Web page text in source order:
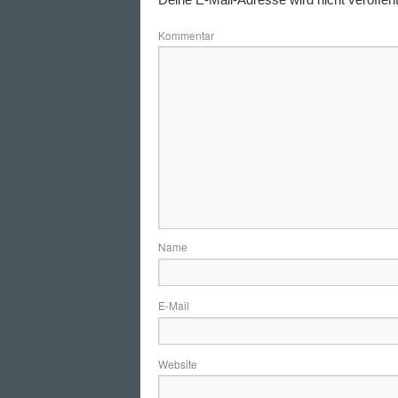
Kommentar
E-
Website